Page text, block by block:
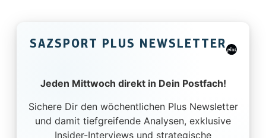
SAZSPORT PLUS NEWSLETTER
Jeden Mittwoch direkt in Dein Postfach!
Sichere Dir den wöchentlichen Plus Newsletter
und damit tiefgreifende Analysen, exklusive
Insider-Interviews und strategische